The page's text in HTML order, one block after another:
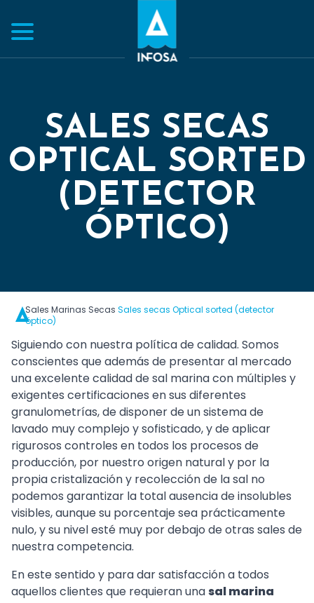
SALES SECAS
OPTICAL SORTED
(DETECTOR
ÓPTICO)
Sales Marinas Secas Sales secas Optical sorted (detector
óptico)
Siguiendo con nuestra política de calidad. Somos
conscientes que además de presentar al mercado
una excelente calidad de sal marina con múltiples y
exigentes certificaciones en sus diferentes
granulometrías, de disponer de un sistema de
lavado muy complejo y sofisticado, y de aplicar
rigurosos controles en todos los procesos de
producción, por nuestro origen natural y por la
propia cristalización y recolección de la sal no
podemos garantizar la total ausencia de insolubles
visibles, aunque su porcentaje sea prácticamente
nulo, y su nivel esté muy por debajo de otras sales de
nuestra competencia.
En este sentido y para dar satisfacción a todos
aquellos clientes que requieran unasal marina